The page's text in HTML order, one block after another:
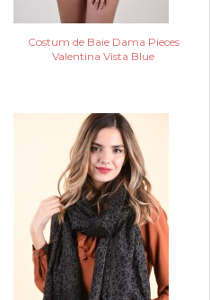
Costum de Baie Dama Pieces
Valentina Vista Blue